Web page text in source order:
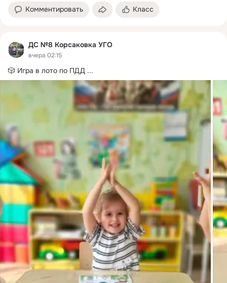
Комментировать Класс
ДС №8 Корсаковка УГО
вчера 02:15
🎲 Игра в лото по ПДД ...